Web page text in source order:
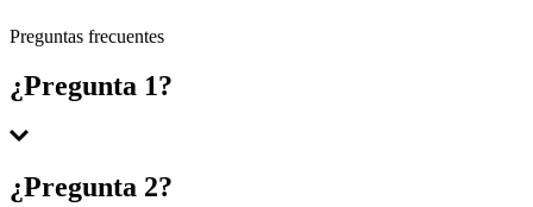
Preguntas frecuentes
¿Pregunta 1?
Respuesta 1
¿Pregunta 2?